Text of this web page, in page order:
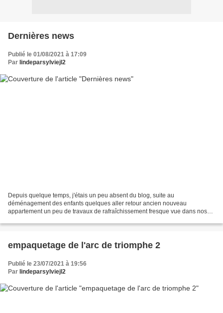
Dernières news
Publié le 01/08/2021 à 17:09
Par lindeparsylviejl2
Depuis quelque temps, j'étais un peu absent du blog, suite au
déménagement des enfants quelques aller retour ancien nouveau
appartement un peu de travaux de rafraîchissement fresque vue dans nos
empaquetage de l'arc de triomphe 2
Publié le 23/07/2021 à 19:56
Par lindeparsylviejl2